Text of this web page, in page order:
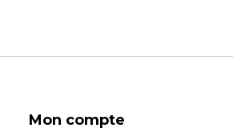
Mon compte